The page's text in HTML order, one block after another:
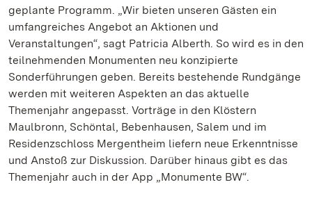
geplante Programm. „Wir bieten unseren Gästen ein
umfangreiches Angebot an Aktionen und
Veranstaltungen“, sagt Patricia Alberth. So wird es in den
teilnehmenden Monumenten neu konzipierte
Sonderführungen geben. Bereits bestehende Rundgänge
werden mit weiteren Aspekten an das aktuelle
Themenjahr angepasst. Vorträge in den Klöstern
Maulbronn, Schöntal, Bebenhausen, Salem und im
Residenzschloss Mergentheim liefern neue Erkenntnisse
und Anstoß zur Diskussion. Darüber hinaus gibt es das
Themenjahr auch in der App „Monumente BW“.